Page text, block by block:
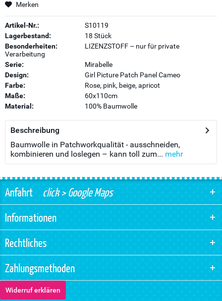
Merken
Artikel-Nr.:
S10119
Lagerbestand:
18 Stück
Besonderheiten:
LIZENZSTOFF – nur für private
Verarbeitung
Serie:
Mirabelle
Design:
Girl Picture Patch Panel Cameo
Farbe:
Rose, pink, beige, apricot
Maße:
60x110cm
Material:
100% Baumwolle
Beschreibung
Baumwolle in Patchworkqualität - ausschneiden,
kombinieren und loslegen – kann toll zum... mehr
Anfahrtclick > Google Maps
Informationen
Rechtliches
Zahlungsmethoden
Widerruf erklären